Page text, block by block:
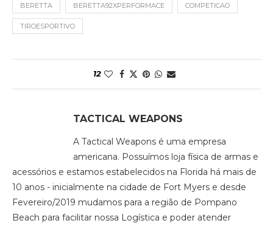
BERETTA BERETTA92XPERFORMACE COMPETICAO
TIROESPORTIVO
12
TACTICAL WEAPONS
A Tactical Weapons é uma empresa
americana. Possuímos loja física de armas e
acessórios e estamos estabelecidos na Florida há mais de
10 anos - inicialmente na cidade de Fort Myers e desde
Fevereiro/2019 mudamos para a região de Pompano
Beach para facilitar nossa Logística e poder atender